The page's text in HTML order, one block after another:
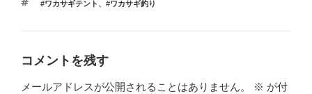
ゴ
タ
#ワカサギテント 、 #ワカサギ釣り
コメントを残す
メールアドレスが公開されることはありません。 ※ が付